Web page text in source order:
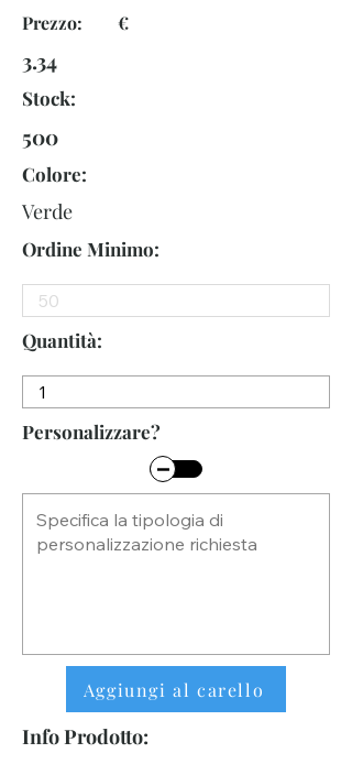
Prezzo: €
3.34
Stock:
500
Colore:
Verde
Ordine Minimo:
Quantità:
Personalizzare?
Aggiungi al carello
Info Prodotto: